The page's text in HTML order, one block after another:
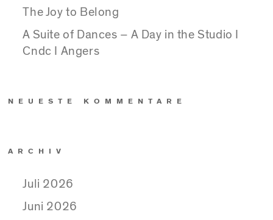
The Joy to Belong
A Suite of Dances – A Day in the Studio I
Cndc I Angers
NEUESTE KOMMENTARE
ARCHIV
Juli 2026
Juni 2026